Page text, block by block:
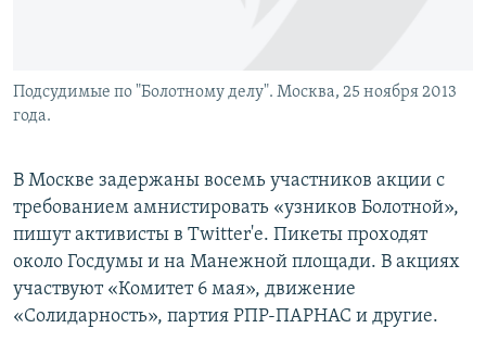
Подсудимые по "Болотному делу". Москва, 25 ноября 2013
года.
В Москве задержаны восемь участников акции с
требованием амнистировать «узников Болотной»,
пишут активисты в Twitter'e. Пикеты проходят
около Госдумы и на Манежной площади. В акциях
участвуют «Комитет 6 мая», движение
«Солидарность», партия РПР-ПАРНАС и другие.